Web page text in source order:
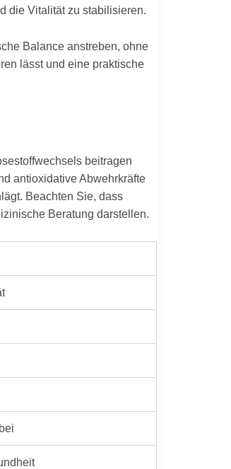
die Vitalität zu stabilisieren.
Balance anstreben, ohne
lässt und eine praktische
beitragen
antioxidative Abwehrkräfte
Beachten Sie, dass
Beratung darstellen.